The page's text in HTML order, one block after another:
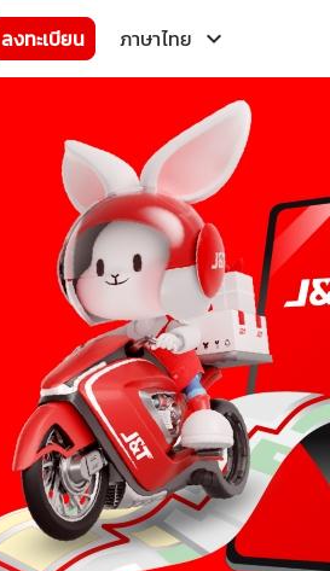
ลงทะเบียน ภาษาไทย keyboard_arrow_down